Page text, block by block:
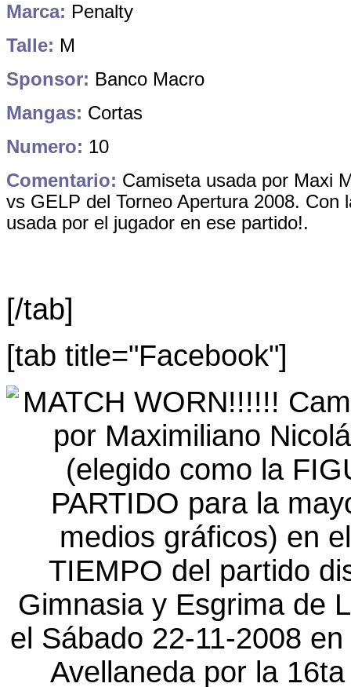
Marca: Penalty
Talle: M
Sponsor: Banco Macro
Mangas: Cortas
Numero: 10
Comentario: Camiseta usada por Maxi
vs GELP del Torneo Apertura 2008. Con
usada por el jugador en ese partido!.
[/tab]
[tab title="Facebook"]